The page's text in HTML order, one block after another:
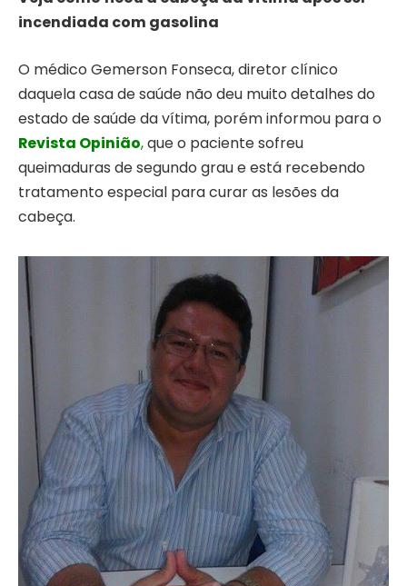
incendiada com gasolina
O médico Gemerson Fonseca, diretor clínico
daquela casa de saúde não deu muito detalhes do
estado de saúde da vítima, porém informou para o
Revista Opinião,que o paciente sofreu
queimaduras de segundo grau e está recebendo
tratamento especial para curar as lesões da
cabeça.